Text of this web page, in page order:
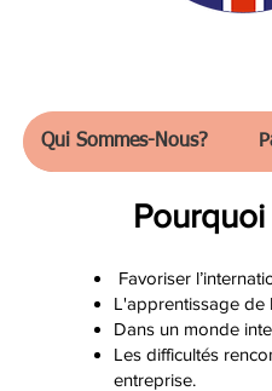
Qui Sommes-Nous?
Favoriser
L'apprentissage de
Dans un monde
Les difficultés
entreprise.